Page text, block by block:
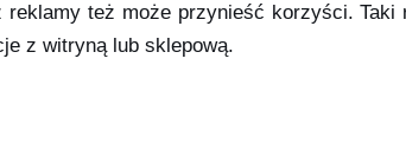
też może przynieść korzyści. Taki
z witryną lub sklepową.